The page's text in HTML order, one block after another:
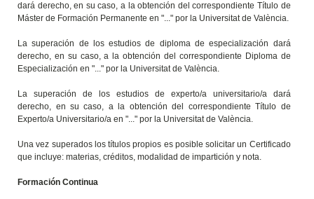
dará derecho, en su caso, a la obtención del correspondiente Título de
Máster de Formación Permanente en "..." por la Universitat de València.
La superación de los estudios de diploma de especialización dará
derecho, en su caso, a la obtención del correspondiente Diploma de
Especialización en "..." por la Universitat de València.
La superación de los estudios de experto/a universitario/a dará
derecho, en su caso, a la obtención del correspondiente Título de
Experto/a Universitario/a en "..." por la Universitat de València.
Una vez superados los títulos propios es posible solicitar un Certificado
que incluye: materias, créditos, modalidad de impartición y nota.
Formación Continua